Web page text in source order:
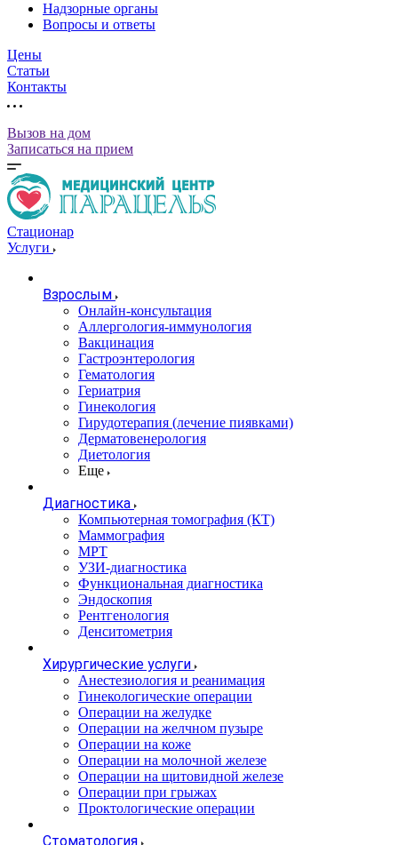
Надзорные органы
Вопросы и ответы
Цены
Статьи
Контакты
Вызов на дом
Записаться на прием
Стационар
Услуги
Взрослым
Онлайн-консультация
Аллергология-иммунология
Вакцинация
Гастроэнтерология
Гематология
Гериатрия
Гинекология
Гирудотерапия (лечение пиявками)
Дерматовенерология
Диетология
Еще
Диагностика
Компьютерная томография (КТ)
Маммография
МРТ
УЗИ-диагностика
Функциональная диагностика
Эндоскопия
Рентгенология
Денситометрия
Хирургические услуги
Анестезиология и реанимация
Гинекологические операции
Операции на желудке
Операции на желчном пузыре
Операции на коже
Операции на молочной железе
Операции на щитовидной железе
Операции при грыжах
Проктологические операции
Стоматология